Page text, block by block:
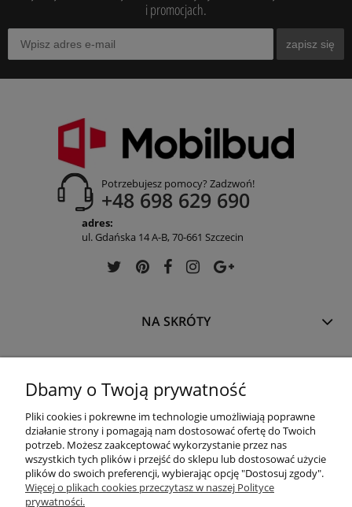
i promocjach.
zapisz się
Potrzebujesz pomocy? Zadzwoń!
+48 698 629 690
adres:
ul. Gdańska 14 A-B, 70-661 Szczecin
NA SKRÓTY
OFERTA
REGULACJE
Dbamy o Twoją prywatność
Pliki cookies i pokrewne im technologie umożliwiają poprawne
działanie strony i pomagają nam dostosować ofertę do Twoich
potrzeb. Możesz zaakceptować wykorzystanie przez nas
wszystkich tych plików i przejść do sklepu lub dostosować użycie
plików do swoich preferencji, wybierając opcję "Dostosuj zgody".
Więcej o plikach cookies przeczytasz w naszej Polityce
prywatności.